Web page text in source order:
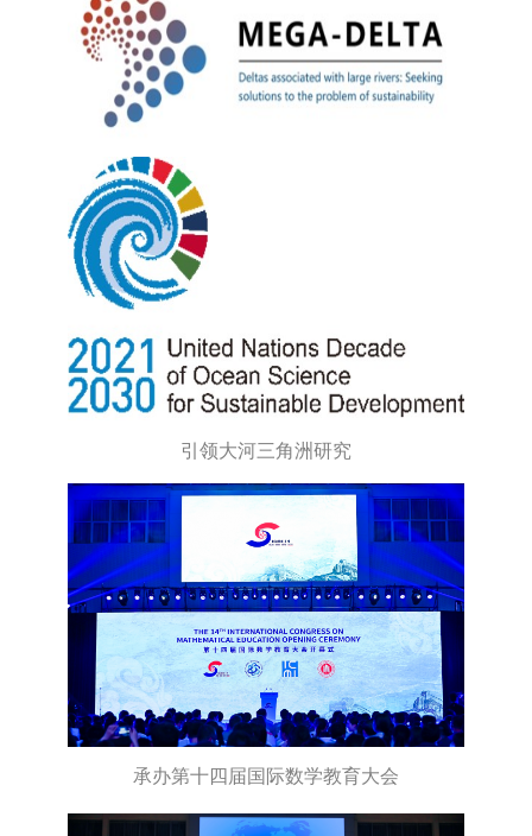
引领大河三角洲研究
承办第十四届国际数学教育大会